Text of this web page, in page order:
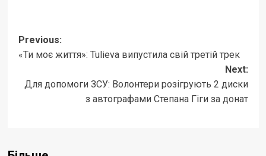
Post
navigation
Previous:
«Ти моє життя»: Tulieva випустила свій третій трек
Next:
Для допомоги ЗСУ: Волонтери розігрують 2 диски
з автографами Степана Гіги за донат